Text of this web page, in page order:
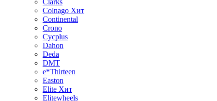
Clarks
Colnago Хит
Continental
Crono
Cycplus
Dahon
Deda
DMT
e*Thirteen
Easton
Elite Хит
Elitewheels